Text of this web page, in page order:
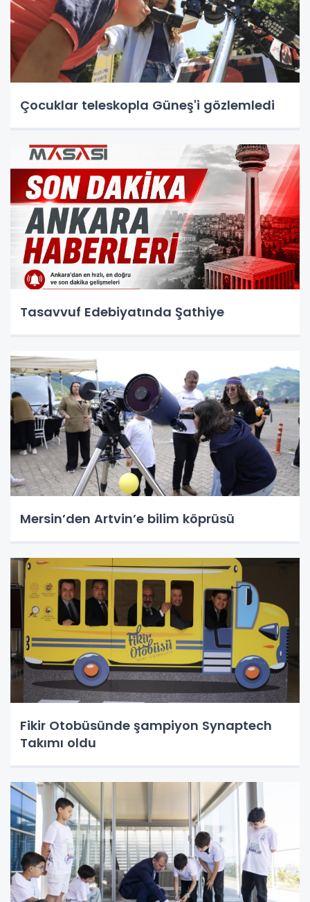
Çocuklar teleskopla Güneş'i gözlemledi
Tasavvuf Edebiyatında Şathiye
Mersin’den Artvin’e bilim köprüsü
Fikir Otobüsünde şampiyon Synaptech
Takımı oldu